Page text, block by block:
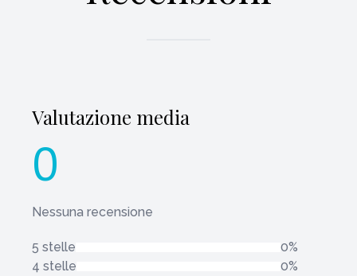
Valutazione media
0
Nessuna recensione
5 stelle
0%
4 stelle
0%